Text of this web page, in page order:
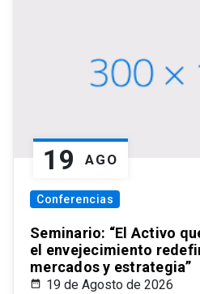
19 AGO
Conferencias
Seminario: “El Activo
el envejecimiento
mercados y estrategia”
19 de Agosto de 2026